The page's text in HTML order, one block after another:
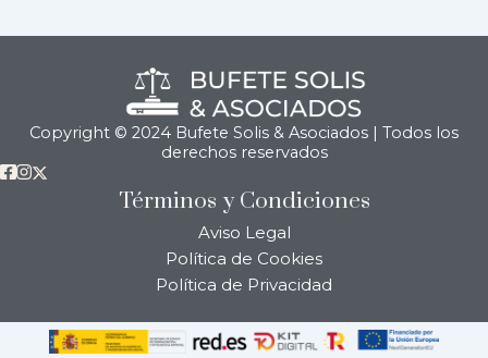
Copyright © 2024 Bufete Solis & Asociados | Todos los
derechos reservados
Términos y Condiciones
Aviso Legal
Política de Cookies
Política de Privacidad